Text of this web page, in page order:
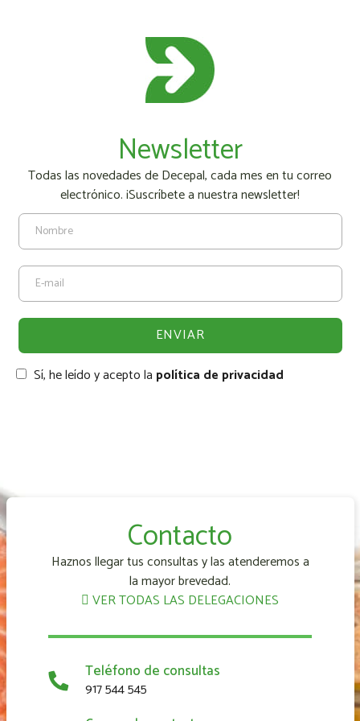
Newsletter
Todas las novedades de Decepal, cada mes en tu correo
electrónico. ¡Suscríbete a nuestra newsletter!
Sí, he leído y acepto la política de privacidad
Contacto
Haznos llegar tus consultas y las atenderemos a
la mayor brevedad.
VER TODAS LAS DELEGACIONES
Teléfono de consultas
917 544 545